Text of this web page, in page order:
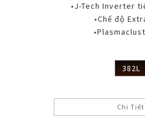
•J-Tech Inverter
•Chế độ
382L
Chi Tiết